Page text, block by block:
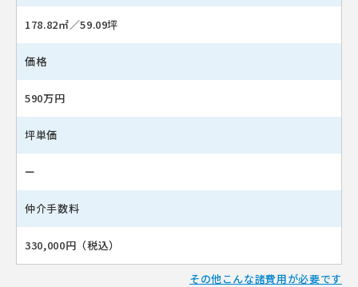
178.82㎡／59.09坪
価格
590万円
坪単価
ー
仲介手数料
330,000円（税込）
その他こんな諸費用が必要です